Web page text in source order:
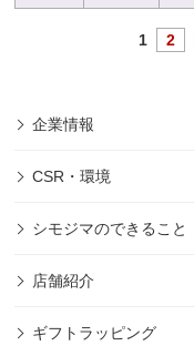
1 2
企業情報
CSR・環境
シモジマのできること
店舗紹介
ギフトラッピング